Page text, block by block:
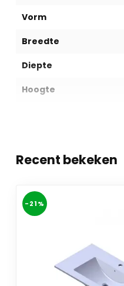
Vorm
Breedte
Diepte
Hoogte
Recent bekeken
-21%